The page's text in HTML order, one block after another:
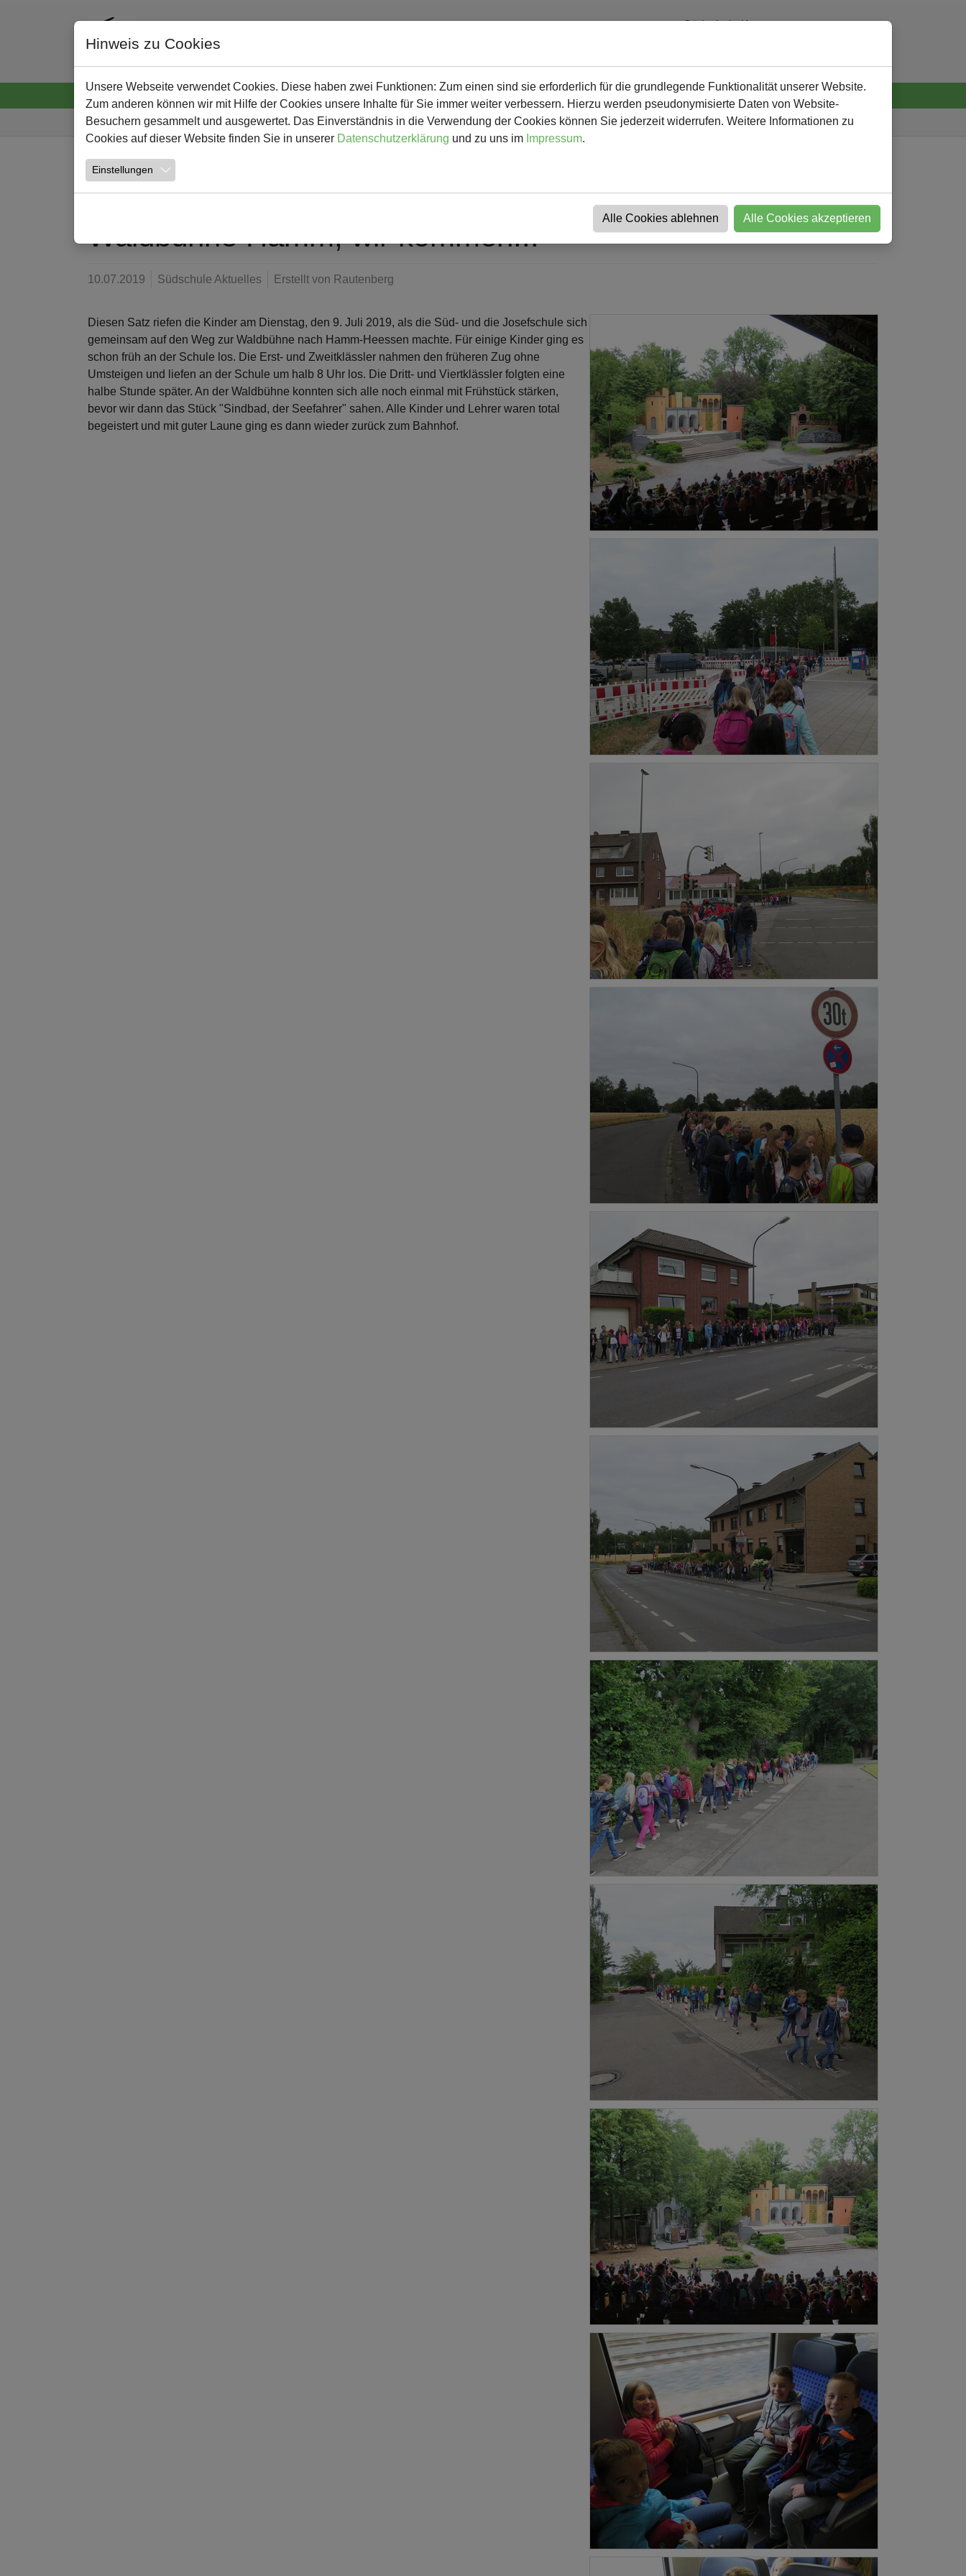
Zum Hauptinhalt springen
Südschule Kamen
Sie sind hier: Südschule Nachricht
NEWS
Waldbühne Hamm, wir kommen!!!
10.07.2019 Südschule Aktuelles Erstellt von Rautenberg
Diesen Satz riefen die Kinder am Dienstag, den 9. Juli 2019, als die Süd- und die Josefschule sich
gemeinsam auf den Weg zur Waldbühne nach Hamm-Heessen machte. Für einige Kinder ging es
schon früh an der Schule los. Die Erst- und Zweitklässler nahmen den früheren Zug ohne
Umsteigen und liefen an der Schule um halb 8 Uhr los. Die Dritt- und Viertklässler folgten eine
halbe Stunde später. An der Waldbühne konnten sich alle noch einmal mit Frühstück stärken,
bevor wir dann das Stück "Sindbad, der Seefahrer" sahen. Alle Kinder und Lehrer waren total
begeistert und mit guter Laune ging es dann wieder zurück zum Bahnhof.
Hinweis zu Cookies
Unsere Webseite verwendet Cookies. Diese haben zwei Funktionen: Zum einen sind sie erforderlich für die grundlegende Funktionalität unserer Website.
Zum anderen können wir mit Hilfe der Cookies unsere Inhalte für Sie immer weiter verbessern. Hierzu werden pseudonymisierte Daten von Website-
Besuchern gesammelt und ausgewertet. Das Einverständnis in die Verwendung der Cookies können Sie jederzeit widerrufen. Weitere Informationen zu
Cookies auf dieser Website finden Sie in unserer Datenschutzerklärung und zu uns im Impressum.
Einstellungen
Alle Cookies ablehnen Alle Cookies akzeptieren